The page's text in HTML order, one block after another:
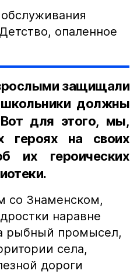
опаленное
защищали
должны
для этого, мы,
героях на своих
их героических
со Знаменском,
наравне
рыбный промысел,
села,
дороги